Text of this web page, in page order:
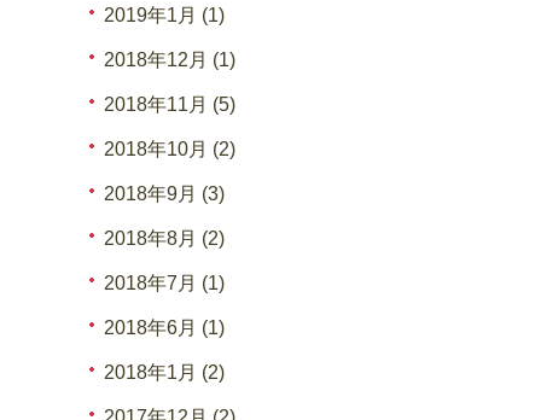
2019年1月 (1)
2018年12月 (1)
2018年11月 (5)
2018年10月 (2)
2018年9月 (3)
2018年8月 (2)
2018年7月 (1)
2018年6月 (1)
2018年1月 (2)